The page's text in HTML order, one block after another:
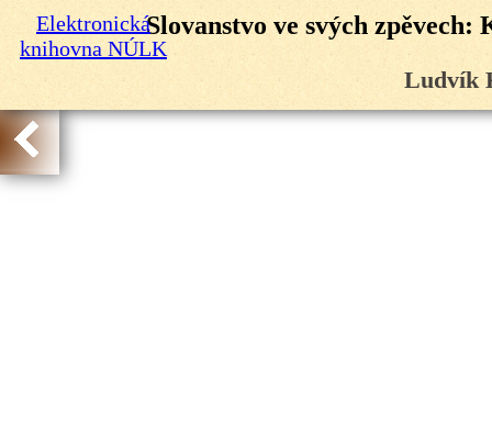
Elektronická
knihovna NÚLK
Slovanstvo ve svých zpěvech:
Ludvík